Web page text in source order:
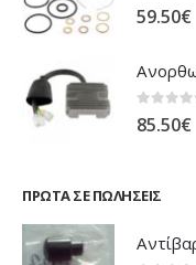
59.50€
0out of 5
85.50€
ΠΡΏΤΑ ΣΕ ΠΩΛΉΣΕΙΣ